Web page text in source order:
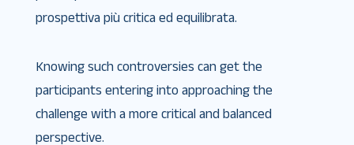
prospettiva più critica ed equilibrata.
Knowing such controversies can get the
participants entering into approaching the
challenge with a more critical and balanced
perspective.